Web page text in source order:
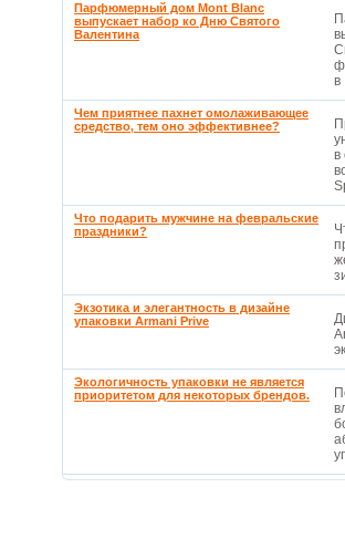
Парфюмерный дом Mont Blanc
выпускает набор ко Дню Святого
Валентина
в
Чем приятнее пахнет омолаживающее
средство, тем оно эффективнее?
в
Что подарить мужчине на февральские
праздники?
Экзотика и элегантность в дизайне
упаковки Armani Prive
Экологичность упаковки не является
приоритетом для некоторых брендов.